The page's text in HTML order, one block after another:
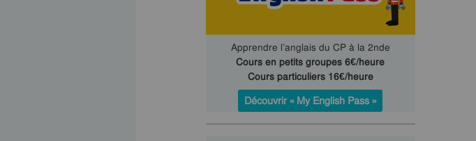
Apprendre l’anglais du CP à la 2nde
Cours en petits groupes 6€/heure
Cours particuliers 16€/heure
Découvrir « My English Pass »